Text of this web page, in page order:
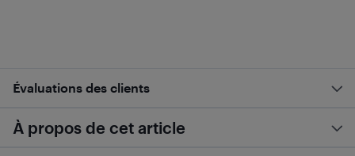
Évaluations des clients
À propos de cet article